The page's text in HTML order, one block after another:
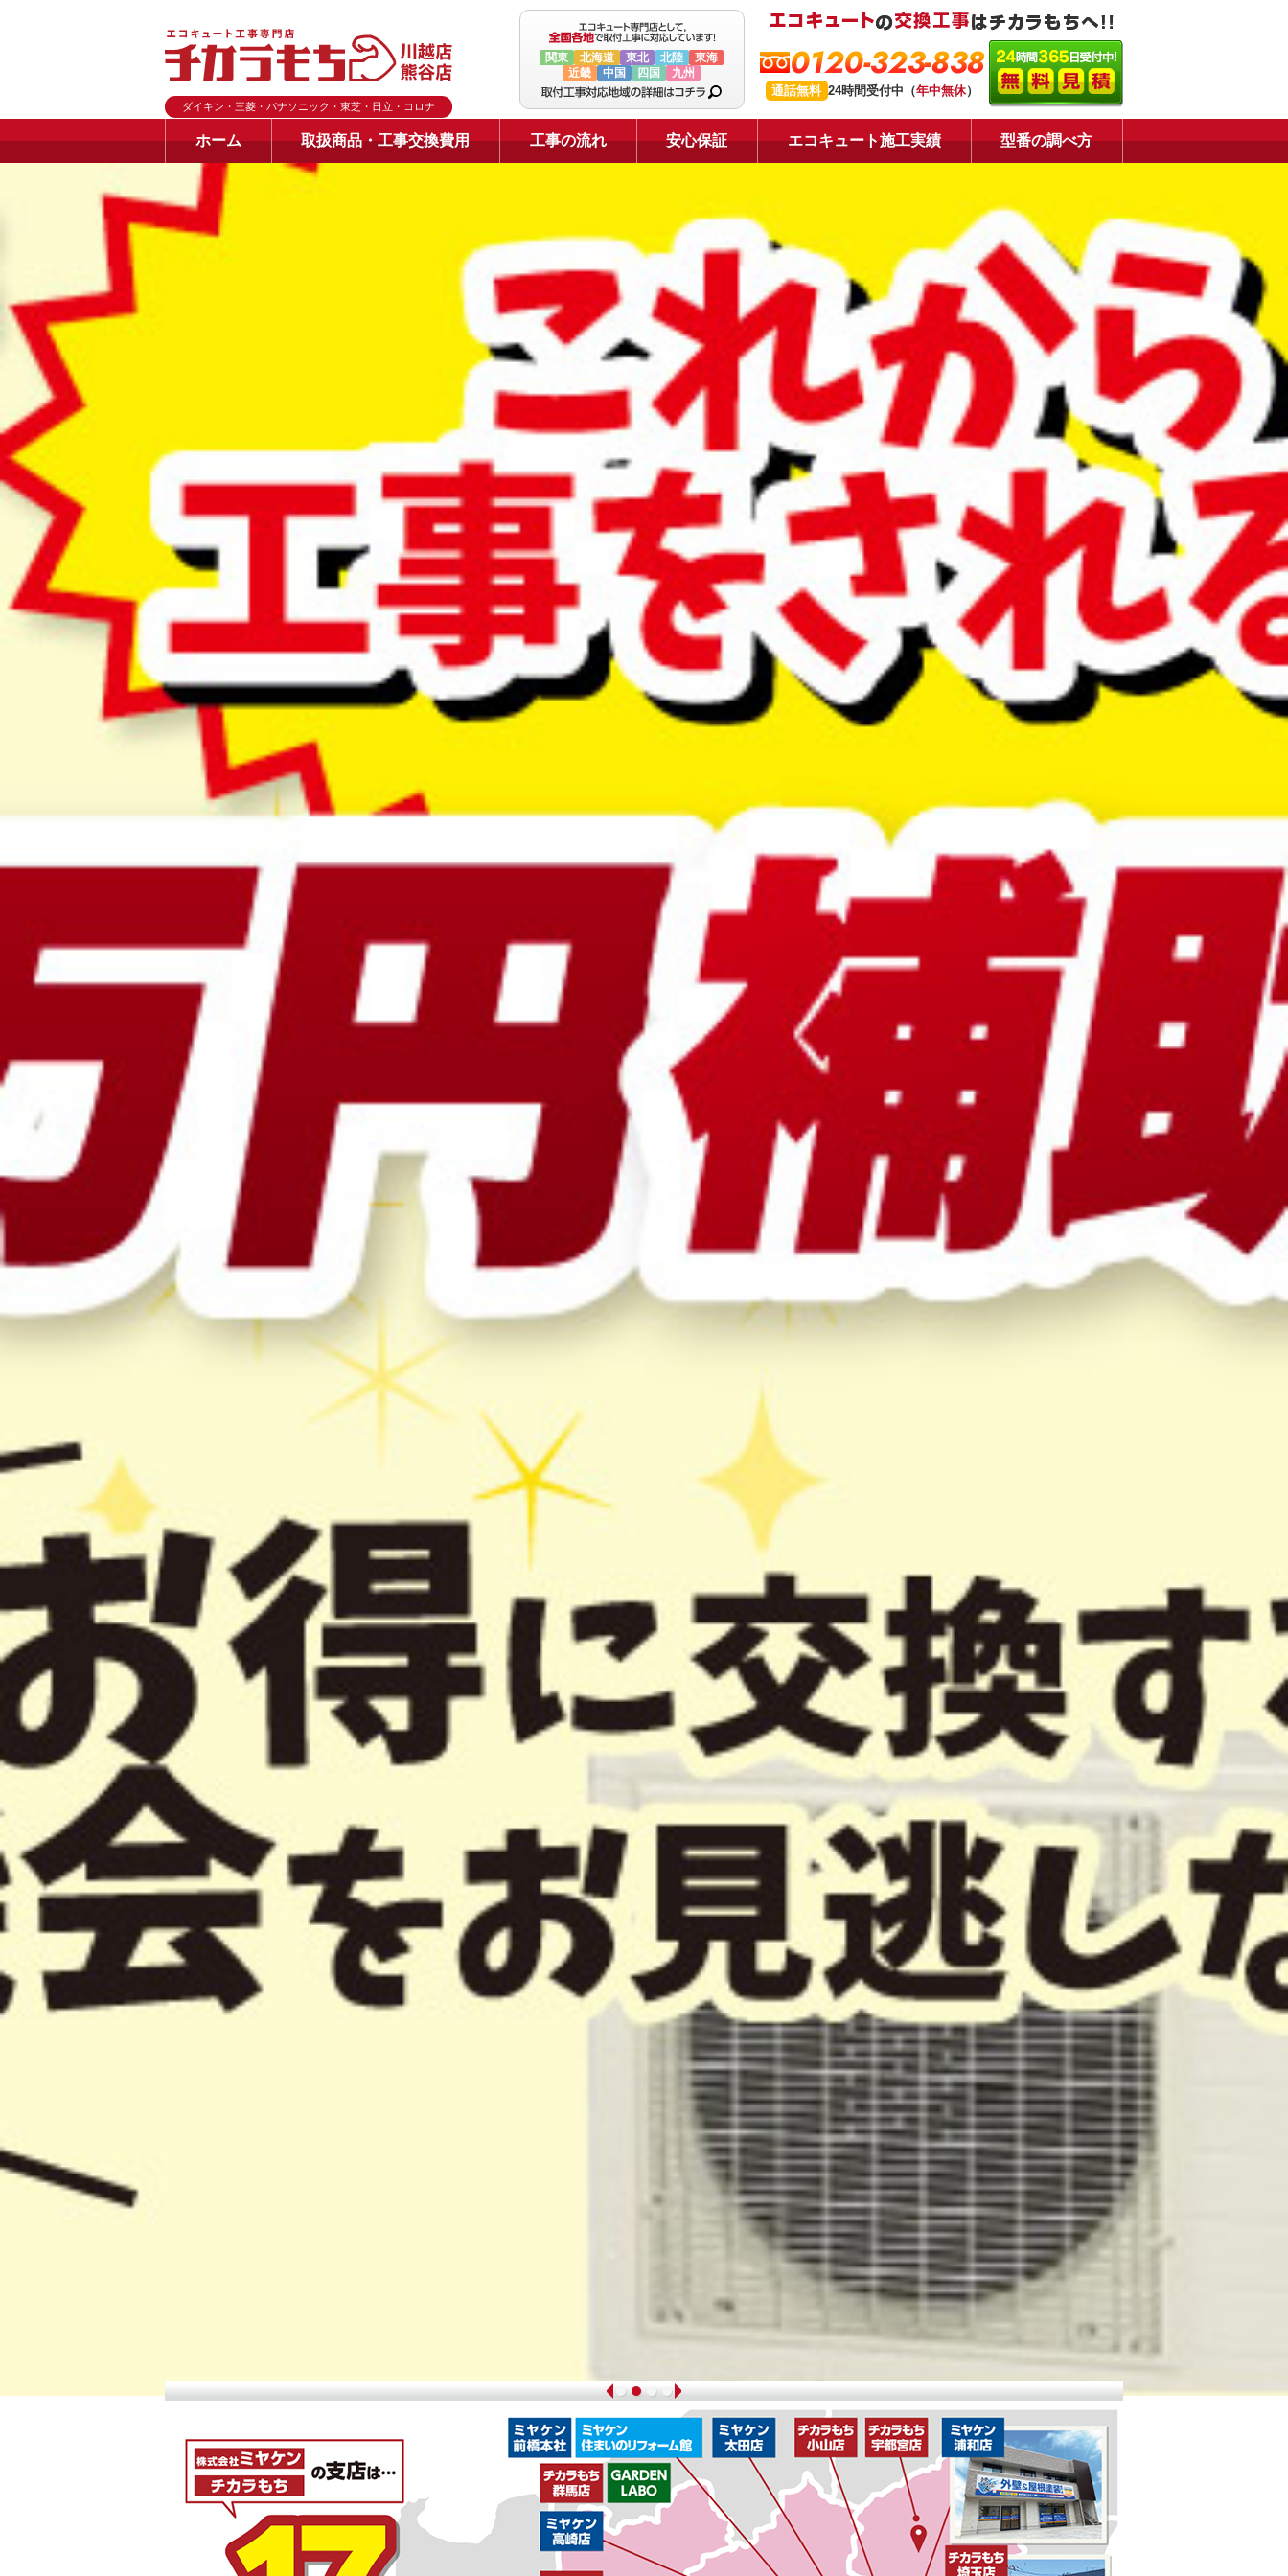
ダイキン・三菱・パナソニック・東芝・日立・コロナ
関東 北海道 東北 北陸
東海
近畿
中国 四国 九州 0120-323-838
通話無料 24時間受付中（年中無休）
ホーム 取扱商品・工事交換費用 工事の流れ 安心保証 エコキュート施工実績 型番の調べ方